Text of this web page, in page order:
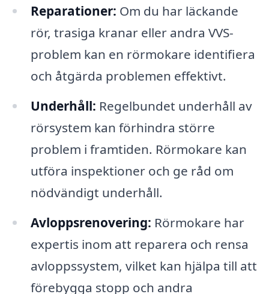
Reparationer: Om du har läckande
rör, trasiga kranar eller andra VVS-
problem kan en rörmokare identifiera
och åtgärda problemen effektivt.
Underhåll: Regelbundet underhåll av
rörsystem kan förhindra större
problem i framtiden. Rörmokare kan
utföra inspektioner och ge råd om
nödvändigt underhåll.
Avloppsrenovering: Rörmokare har
expertis inom att reparera och rensa
avloppssystem, vilket kan hjälpa till att
förebygga stopp och andra